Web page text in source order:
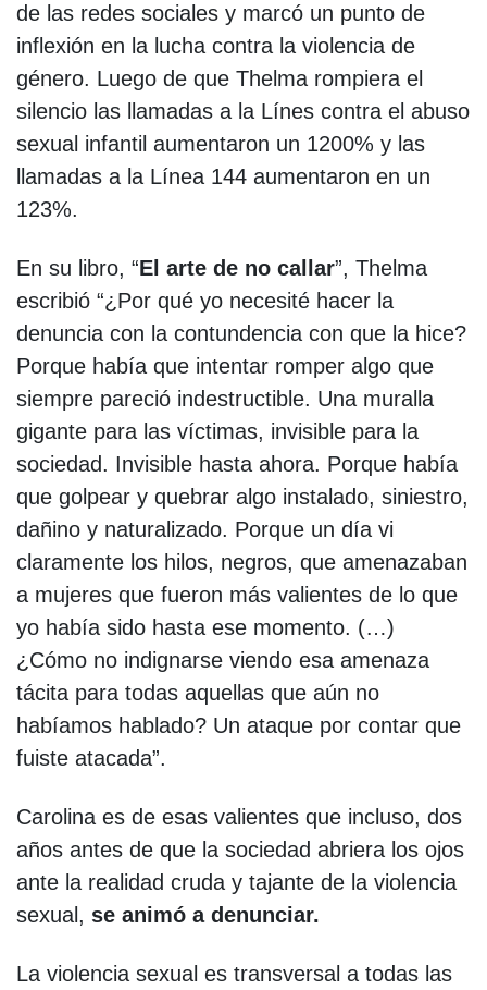
de las redes sociales y marcó un punto de
inflexión en la lucha contra la violencia de
género. Luego de que Thelma rompiera el
silencio las llamadas a la Línes contra el abuso
sexual infantil aumentaron un 1200% y las
llamadas a la Línea 144 aumentaron en un
123%.
En su libro, “El arte de no callar”, Thelma
escribió “¿Por qué yo necesité hacer la
denuncia con la contundencia con que la hice?
Porque había que intentar romper algo que
siempre pareció indestructible. Una muralla
gigante para las víctimas, invisible para la
sociedad. Invisible hasta ahora. Porque había
que golpear y quebrar algo instalado, siniestro,
dañino y naturalizado. Porque un día vi
claramente los hilos, negros, que amenazaban
a mujeres que fueron más valientes de lo que
yo había sido hasta ese momento. (…)
¿Cómo no indignarse viendo esa amenaza
tácita para todas aquellas que aún no
habíamos hablado? Un ataque por contar que
fuiste atacada”.
Carolina es de esas valientes que incluso, dos
años antes de que la sociedad abriera los ojos
ante la realidad cruda y tajante de la violencia
sexual, se animó a denunciar.
La violencia sexual es transversal a todas las